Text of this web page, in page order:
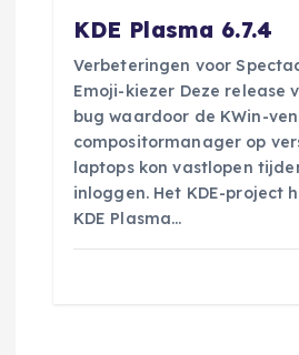
KDE Plasma 6.7.4
Verbeteringen voor
Emoji-kiezer Deze release
bug waardoor de KWin-
compositormanager op
laptops kon vastlopen
inloggen. Het KDE-project
KDE Plasma…